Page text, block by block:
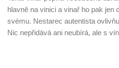
hlavně na vinici a vinař ho pak jen
svému. Nestarec autentista
Nic nepřidává ani neubírá, ale s